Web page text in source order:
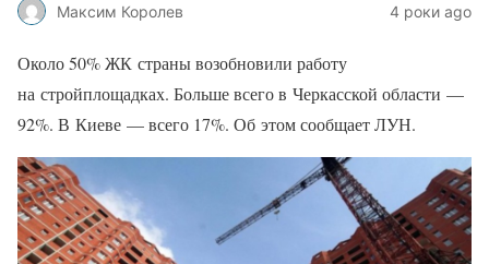
Максим Королев 4 роки ago
Около 50% ЖК страны возобновили работу
на стройплощадках. Больше всего в Черкасской области —
92%. В Киеве — всего 17%. Об этом сообщает ЛУН.